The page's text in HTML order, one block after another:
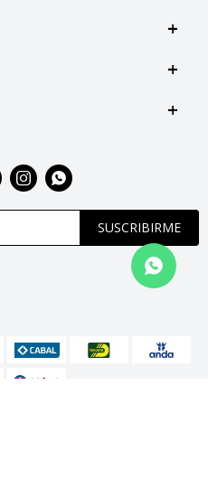
SUSCRIBIRME
 